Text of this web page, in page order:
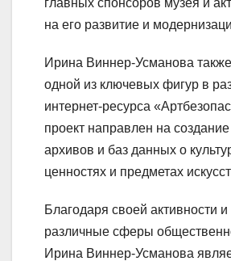
на его развитие и
Ирина Виннер-Усманова
одной из ключевых фигур в
интернет-ресурса
проект направлен на
архивов и баз данных о
ценностях и предметах
Благодаря своей активности и
различные сферы
Ирина Виннер-Усманова